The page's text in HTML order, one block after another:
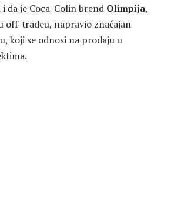
i da je Coca-Colin brend Olimpija,
off-tradeu, napravio značajan
koji se odnosi na prodaju u